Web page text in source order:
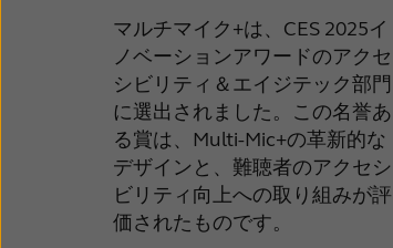
マルチマイク+は、CES 2025イ
ノベーションアワードのアクセ
シビリティ＆エイジテック部門
に選出されました。この名誉あ
る賞は、Multi-Mic+の革新的な
デザインと、難聴者のアクセシ
ビリティ向上への取り組みが評
価されたものです。